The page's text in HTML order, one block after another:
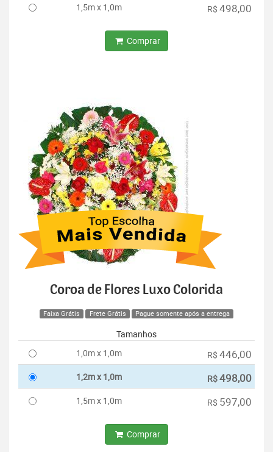
1,5m x 1,0m R$ 498,00
Comprar
Coroa de Flores Luxo Colorida
Faixa Grátis Frete Grátis Pague somente após a entrega
Tamanhos
1,0m x 1,0m
R$ 446,00
1,2m x 1,0m R$498,00
1,5m x 1,0m R$ 597,00
Comprar